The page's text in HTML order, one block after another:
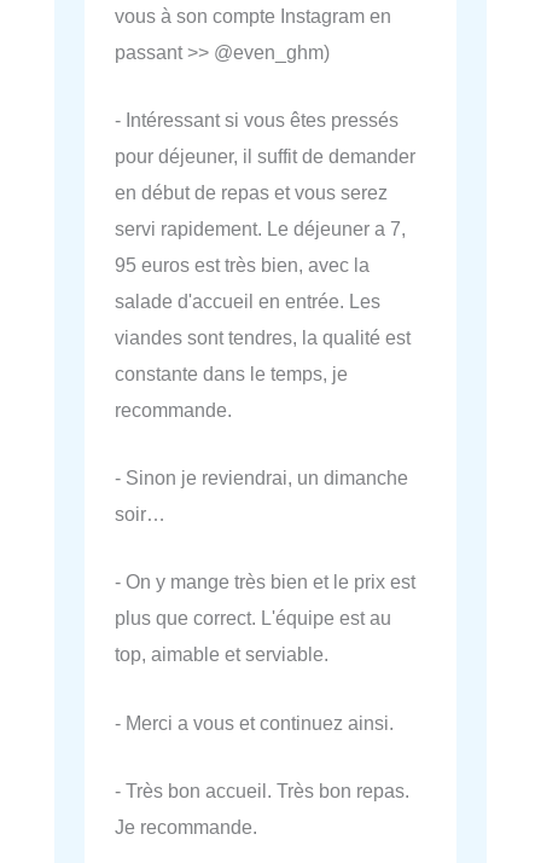
vous à son compte Instagram en
passant >> @even_ghm)
- Intéressant si vous êtes pressés
pour déjeuner, il suffit de demander
en début de repas et vous serez
servi rapidement. Le déjeuner a 7,
95 euros est très bien, avec la
salade d'accueil en entrée. Les
viandes sont tendres, la qualité est
constante dans le temps, je
recommande.
- Sinon je reviendrai, un dimanche
soir…
- On y mange très bien et le prix est
plus que correct. L'équipe est au
top, aimable et serviable.
- Merci a vous et continuez ainsi.
- Très bon accueil. Très bon repas.
Je recommande.